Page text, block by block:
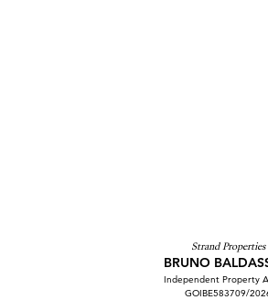
Strand Properties
BRUNO
Independent Property
GOIBE583709/